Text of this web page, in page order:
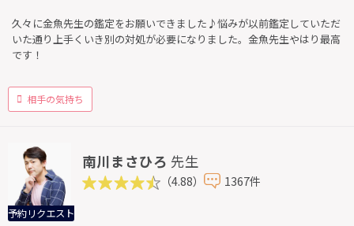
久々に金魚先生の鑑定をお願いできました♪悩みが以前鑑定していただ
いた通り上手くいき別の対処が必要になりました。金魚先生やはり最高
です！
相手の気持ち
予約リクエスト
南川まさひろ 先生
（4.88） 1367件